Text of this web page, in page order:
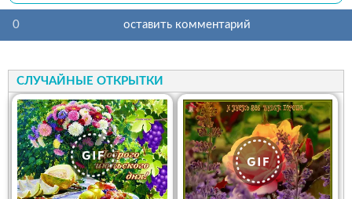
0 оставить комментарий
СЛУЧАЙНЫЕ ОТКРЫТКИ